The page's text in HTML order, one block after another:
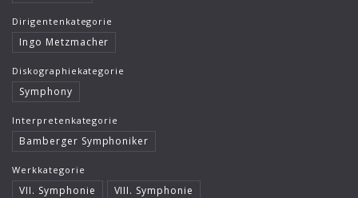
Dirigentenkategorie
Ingo Metzmacher
Diskographiekategorie
Symphony
Interpretenkategorie
Bamberger Symphoniker
Werkkategorie
VII. Symphonie VIII. Symphonie